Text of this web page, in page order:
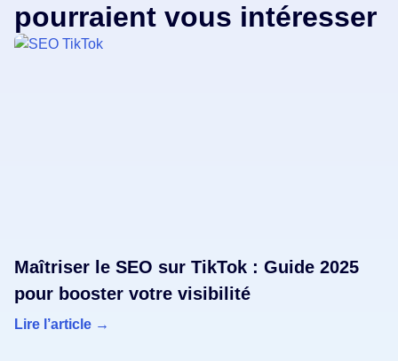
pourraient vous intéresser
Maîtriser le SEO sur TikTok : Guide 2025
pour booster votre visibilité
Lire l’article →